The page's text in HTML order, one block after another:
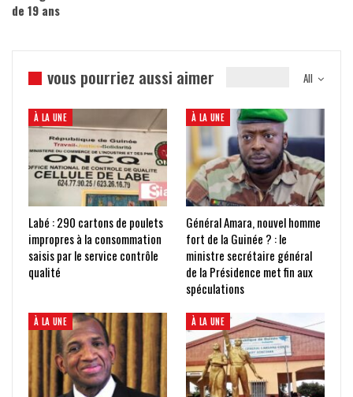
de 19 ans
All
vous pourriez aussi aimer
À LA UNE
Labé : 290 cartons de poulets
impropres à la consommation
saisis par le service contrôle
qualité
À LA UNE
Général Amara, nouvel homme
fort de la Guinée ? : le
ministre secrétaire général
de la Présidence met fin aux
spéculations
À LA UNE À LA UNE